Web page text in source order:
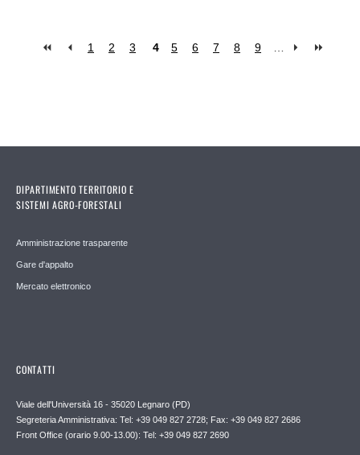
1 2 3 4 5 6 7 8 9
DIPARTIMENTO TERRITORIO E
SISTEMI AGRO-FORESTALI
Amministrazione trasparente
Gare d'appalto
Mercato elettronico
CONTATTI
Viale dell'Università 16 - 35020 Legnaro (PD)
Segreteria Amministrativa: Tel: +39 049 827 2728; Fax: +39 049 827 2686
Front Office (orario 9.00-13.00): Tel: +39 049 827 2690